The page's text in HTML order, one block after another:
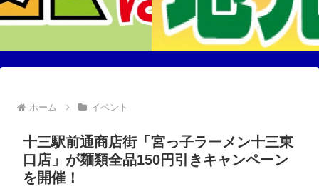
ホーム イベント
十三駅前通商店街「宮っ子ラーメン十三東
口店」が麺類全品150円引きキャンペーン
を開催！